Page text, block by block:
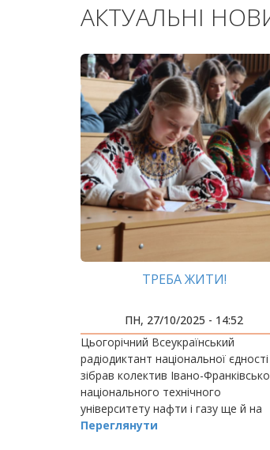
АКТУАЛЬНІ
ТРЕБА ЖИТИ!
ПН, 27/10/2025 - 14:52
Цьогорічний Всеукраїнський
радіодиктант національної єдності
зібрав колектив Івано-
національного технічного
університету нафти і газу ще й на
такий собі вишиванковий флеш-
Переглянути